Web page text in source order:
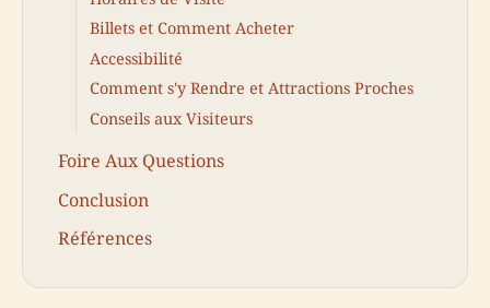
Billets et Comment Acheter
Accessibilité
Comment s'y Rendre et Attractions Proches
Conseils aux Visiteurs
Foire Aux Questions
Conclusion
Références